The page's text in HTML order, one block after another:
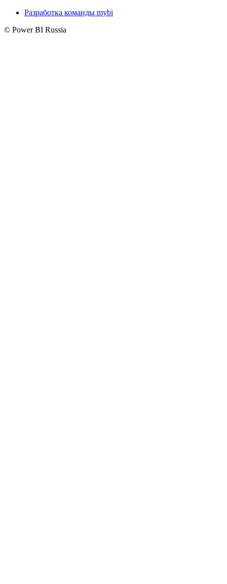
Разработка команды mybi
© Power BI Russia